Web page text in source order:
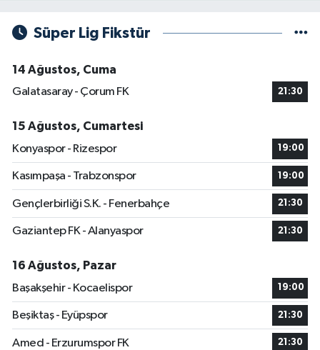
Süper Lig Fikstür
14 Ağustos, Cuma
Galatasaray - Çorum FK
21:30
15 Ağustos, Cumartesi
Konyaspor - Rizespor
19:00
Kasımpaşa - Trabzonspor 19:00
Gençlerbirliği S.K. - Fenerbahçe 21:30
Gaziantep FK - Alanyaspor 21:30
16 Ağustos, Pazar
Başakşehir - Kocaelispor
19:00
Beşiktaş - Eyüpspor 21:30
Amed - Erzurumspor FK 21:30